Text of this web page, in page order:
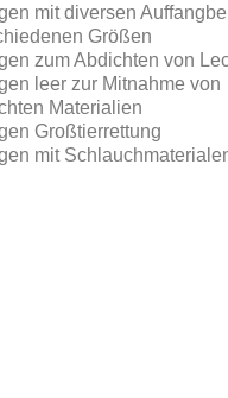
mit diversen
Größen
zum Abdichten von
leer zur Mitnahme von
Materialien
Großtierrettung
mit